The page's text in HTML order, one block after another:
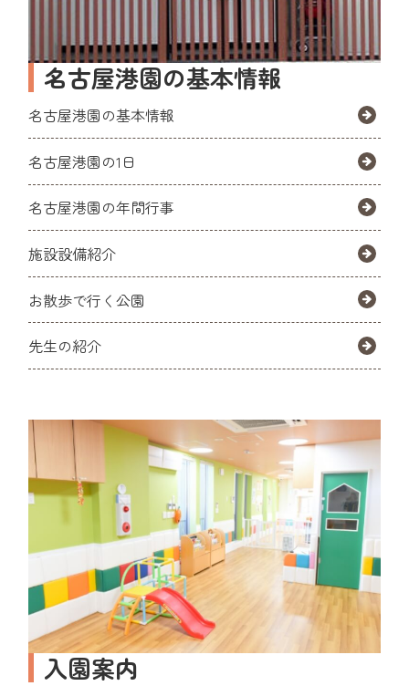
名古屋港園の基本情報
名古屋港園の基本情報
名古屋港園の1日
名古屋港園の年間行事
施設設備紹介
お散歩で行く公園
先生の紹介
入園案内